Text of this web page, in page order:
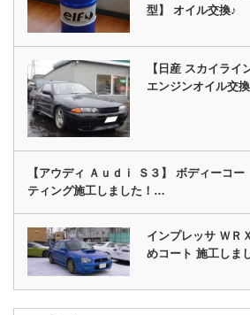
型】 オイル交換♪
【日産 スカイライ
エンジンオイル交換
【アウディ Ａｕｄｉ Ｓ３】 ボディーコー
ティング施工しました！…
インプレッサ ＷＲ
めコート 施工しま